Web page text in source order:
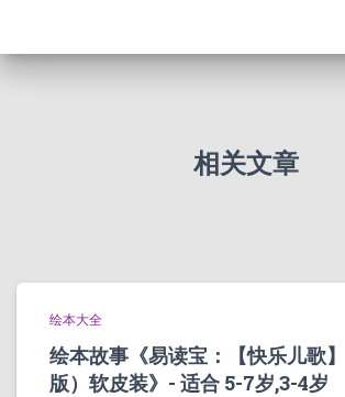
相关文章
绘本大全
绘本故事《易读宝：【快乐儿歌
版）软皮装》- 适合 5-7岁,3-4岁